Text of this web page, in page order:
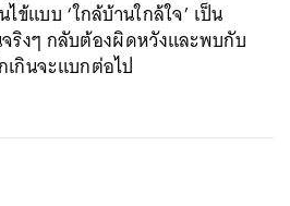
ข้แบบ ‘ใกล้บ้านใกล้ใจ’ เป็น
ริงๆ กลับต้องผิดหวังและพบกับ
กินจะแบกต่อไป